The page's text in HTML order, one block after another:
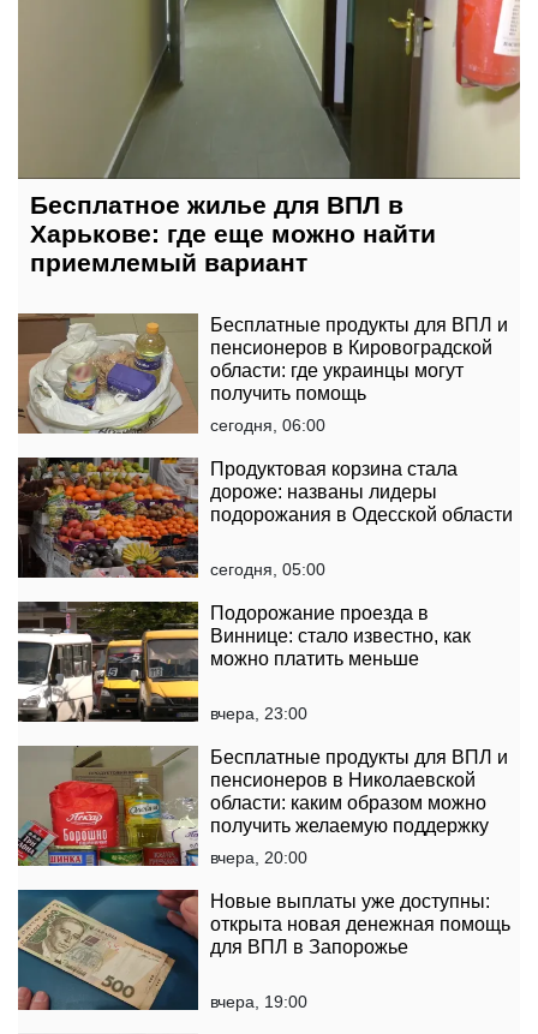
Бесплатное жилье для ВПЛ в
Харькове: где еще можно найти
приемлемый вариант
Бесплатные продукты для ВПЛ и
пенсионеров в Кировоградской
области: где украинцы могут
получить помощь
сегодня, 06:00
Продуктовая корзина стала
дороже: названы лидеры
подорожания в Одесской области
сегодня, 05:00
Подорожание проезда в
Виннице: стало известно, как
можно платить меньше
вчера, 23:00
Бесплатные продукты для ВПЛ и
пенсионеров в Николаевской
области: каким образом можно
получить желаемую поддержку
вчера, 20:00
Новые выплаты уже доступны:
открыта новая денежная помощь
для ВПЛ в Запорожье
вчера, 19:00